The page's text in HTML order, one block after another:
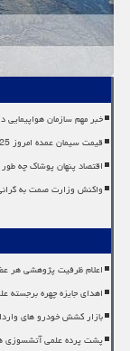
خبر مهم سازمان هواپیمایی
قیمت سیمان عمده امروز 25 خرداد 1405
اقتصاد پنهان پوشاک چه طور
واکنش وزارت صمت به
اعلام ظرفیت پژوهشی هر
اهدای جایزه چهره برجسته
بازار کشش خودرو های وارداتی ۵ تا ۱۰ میلیارد تومانی
پشت پرده علمی آتشسوزی